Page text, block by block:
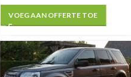
VOEG AAN OFFERTE TOE